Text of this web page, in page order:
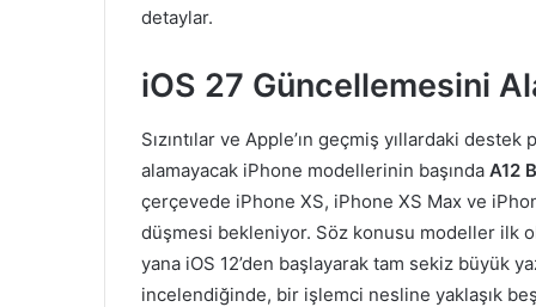
detaylar.
iOS 27 Güncellemesini
Sızıntılar ve Apple’ın geçmiş yıllardaki
alamayacak iPhone modellerinin başında A12
çerçevede iPhone XS, iPhone XS Max ve
düşmesi bekleniyor. Söz konusu modeller ilk
yana iOS 12’den başlayarak tam sekiz büyük
incelendiğinde, bir işlemci nesline yaklaşık